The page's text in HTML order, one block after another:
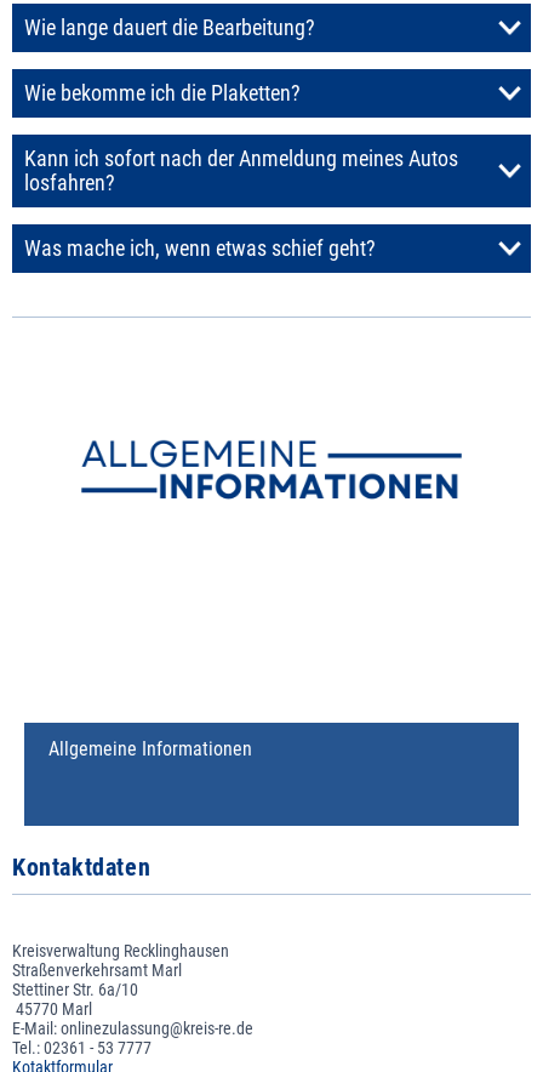
Wie lange dauert die Bearbeitung?
Wie bekomme ich die Plaketten?
Kann ich sofort nach der Anmeldung meines Autos
losfahren?
Was mache ich, wenn etwas schief geht?
Allgemeine Informationen
Kontaktdaten
Kreisverwaltung Recklinghausen
Straßenverkehrsamt Marl
Stettiner Str. 6a/10
45770 Marl
E-Mail: onlinezulassung@kreis-re.de
Tel.: 02361 - 53 7777
Kotaktformular